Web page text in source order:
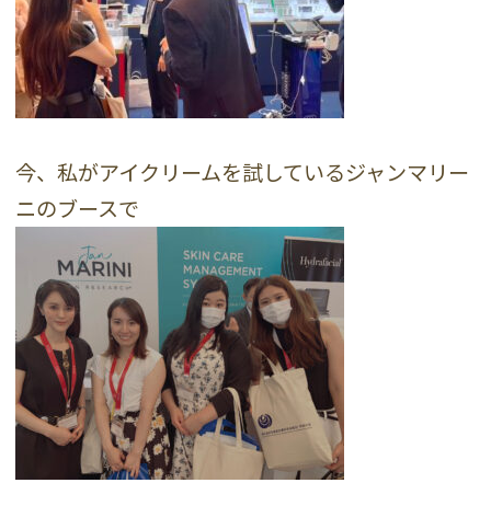
今、私がアイクリームを試しているジャンマリー
ニのブースで